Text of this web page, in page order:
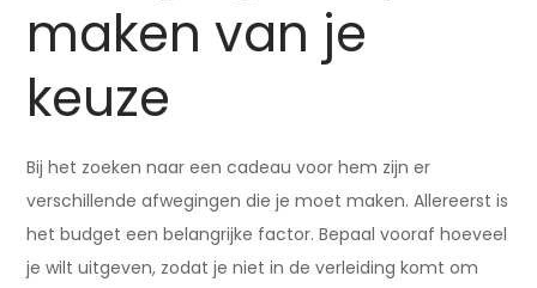
maken van je
keuze
Bij het zoeken naar een cadeau voor hem zijn er
verschillende afwegingen die je moet maken. Allereerst is
het budget een belangrijke factor. Bepaal vooraf hoeveel
je wilt uitgeven, zodat je niet in de verleiding komt om